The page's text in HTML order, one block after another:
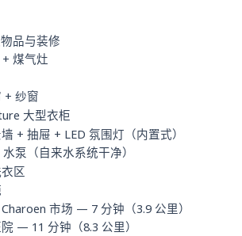
品与装修
煤气灶
+ 纱窗
大型衣柜
+ 抽屉 + LED 氛围灯（内置式）
泵（自来水系统干净）
区
市场 — 7 分钟（3.9 公里）
— 11 分钟（8.3 公里）